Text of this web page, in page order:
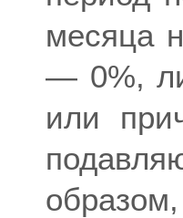
месяца
— 0%,
или